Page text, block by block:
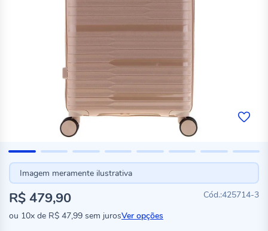
Imagem meramente ilustrativa
425714-3
R$ 479,90
ou 10x de R$ 47,99 sem jurosVer opções